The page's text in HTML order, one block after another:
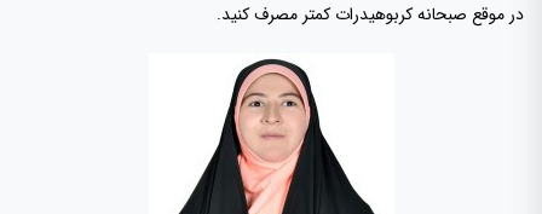
در موقع صبحانه کربوهیدرات کمتر مصرف کنید.